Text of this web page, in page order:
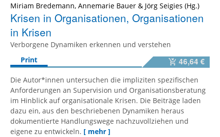
Miriam Bredemann, Annemarie Bauer & Jörg Seigies
Krisen in Organisationen, Organisationen
in Krisen
Verborgene Dynamiken erkennen und verstehen
Print
46,64 €
Die Autor*innen untersuchen die impliziten spezifischen
Anforderungen an Supervision und Organisationsberatung
im Hinblick auf organisationale Krisen. Die Beiträge laden
dazu ein, aus den beschriebenen Dynamiken heraus
dokumentierte Handlungswege nachzuvollziehen und
eigene zu entwickeln. [ mehr ]